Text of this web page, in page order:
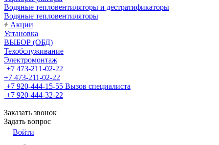
Водяные тепловентиляторы и дестратификаторы
Водяные тепловентиляторы
Акции
Установка
ВЫБОР (ОБД)
Техобслуживание
Электромонтаж
+7 473-211-02-22
+7 473-211-02-22
+7 920-444-15-55 Вызов специалиста
+7 920-444-32-22
Заказать звонок
Задать вопрос
Войти